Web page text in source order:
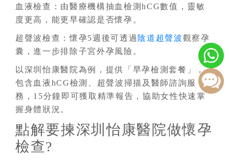
血液檢查：由醫療機構抽血檢測hCG數值，靈敏
度更高，能更早確認是否懷孕。
超聲波檢查：懷孕5週後可透過 陰道超聲波觀察孕
囊，進一步排除子宮外孕風險。
以深圳怡康醫院為例，提供「早孕檢測套餐」，
包含血液hCG檢測、超聲波掃描及醫師諮詢服
務，15分鐘即可獲取精準報告，協助女性快速掌
握身體狀況。
點解要揀深圳怡康醫院做懷孕
檢查?